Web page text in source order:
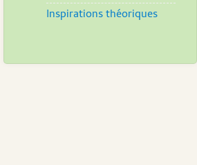
Inspirations théoriques